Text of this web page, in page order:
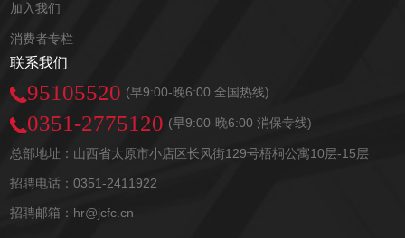
加入我们
消费者专栏
联系我们
95105520 (早9:00-晚6:00 全国热线)
0351-2775120 (早9:00-晚6:00 消保专线)
总部地址：山西省太原市小店区长风街129号梧桐公寓10层-15层
招聘电话：0351-2411922
招聘邮箱：hr@jcfc.cn